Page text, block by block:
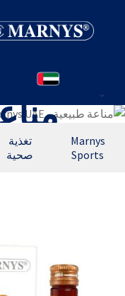
Skip
Skip
منتجات
من أين أشتري؟
Marnys
Sports
تغذية
صحية